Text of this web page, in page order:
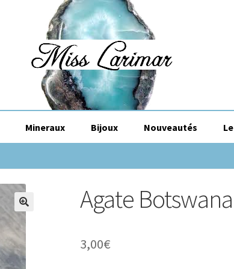
Mineraux Bijoux Nouveautés
🔍
Agate Botswana
3,00€